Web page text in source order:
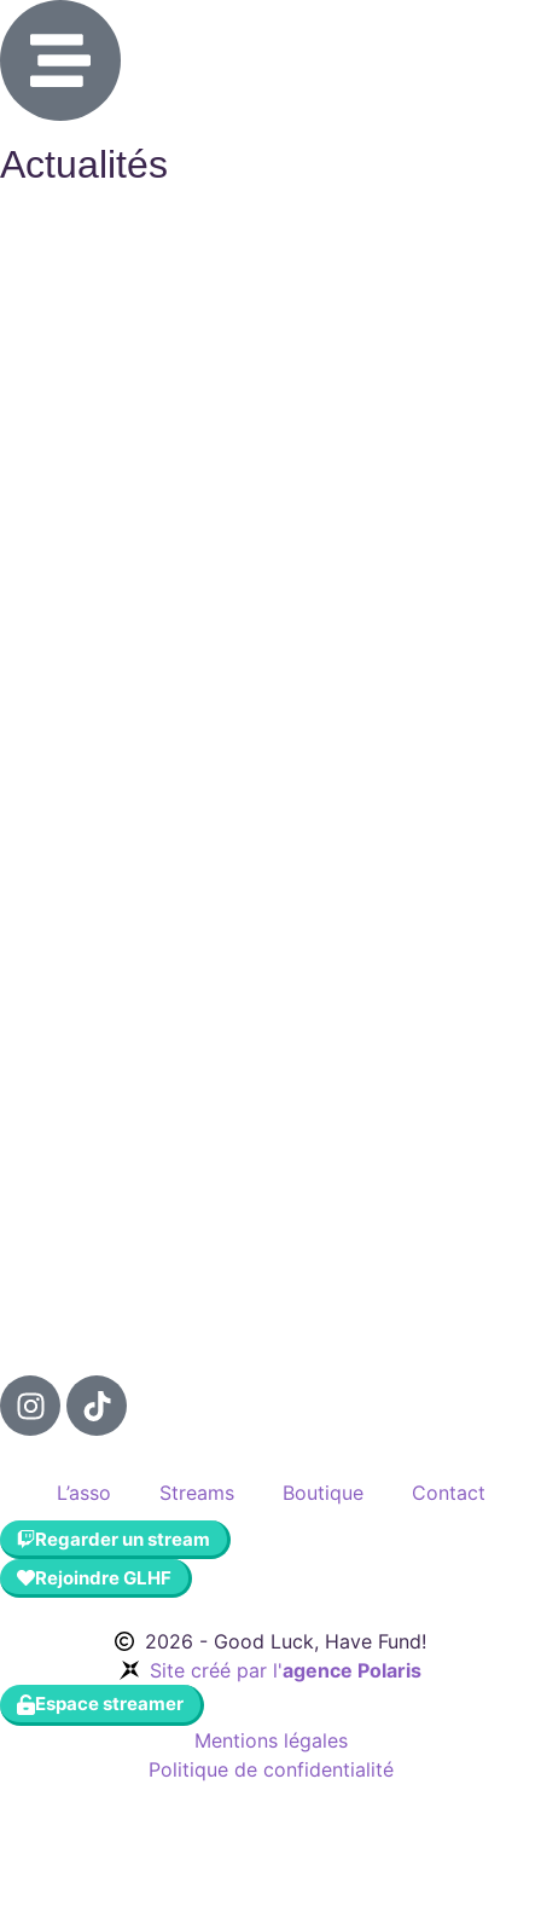
Actualités
L’asso Streams Boutique Contact
Regarder un stream
Rejoindre GLHF
2026 - Good Luck, Have Fund!
Site créé par l'agence Polaris
Espace streamer
Mentions légales
Politique de confidentialité